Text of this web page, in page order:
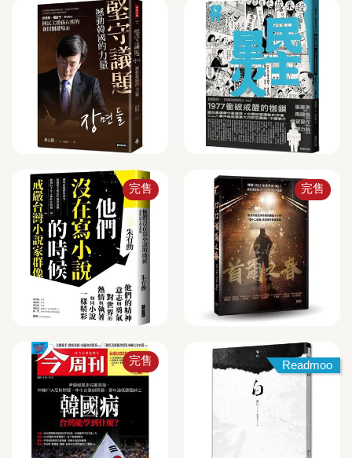
完售 完售
完售 Readmoo